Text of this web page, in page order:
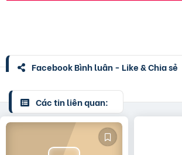
Facebook Bình luận - Like & Chia sẻ
Các tin liên quan: